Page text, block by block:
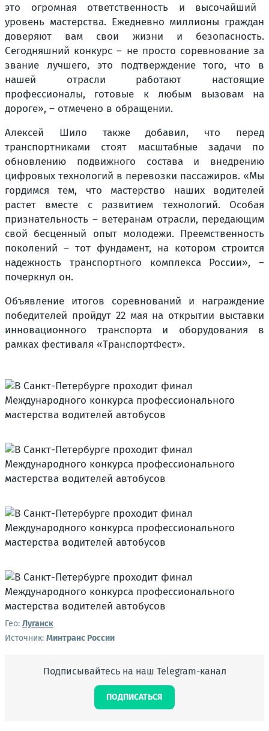
это огромная ответственность и высочайший
уровень мастерства. Ежедневно миллионы граждан
доверяют вам свои жизни и безопасность.
Сегодняшний конкурс– не просто соревнование за
звание лучшего, это подтверждение того, что в
нашей отрасли работают настоящие
профессионалы, готовые к любым вызовам на
дороге», – отмечено в обращении.
Алексей Шило также добавил, что перед
транспортниками стоят масштабные задачи по
обновлению подвижного состава и внедрению
цифровых технологий в перевозки пассажиров. «Мы
гордимся тем, что мастерство наших водителей
растет вместе с развитием технологий. Особая
признательность – ветеранам отрасли, передающим
свой бесценный опыт молодежи. Преемственность
поколений – тот фундамент, на котором строится
надежность транспортного комплекса России», –
почеркнул он.
Объявление итогов соревнований и награждение
победителей пройдут 22 мая на открытии выставки
инновационного транспорта и оборудования в
рамках фестиваля «ТранспортФест».
Гео: Луганск
Источник: Минтранс России
Подписывайтесь на наш Telegram-канал
ПОДПИСАТЬСЯ